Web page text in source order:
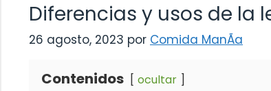
Diferencias y usos de la
26 agosto, 2023 por Comida ManÃ­a
Contenidos ocultar